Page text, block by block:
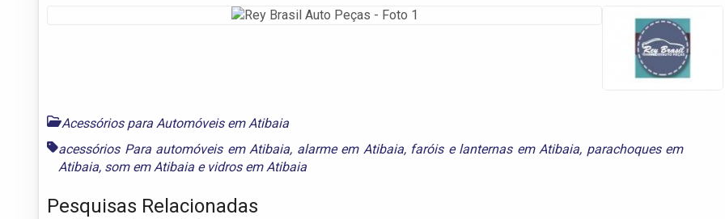
Acessórios para Automóveis em Atibaia
acessórios Para automóveis em Atibaia, alarme em Atibaia, faróis e lanternas em Atibaia, parachoques em
Atibaia, som em Atibaia e vidros em Atibaia
Pesquisas Relacionadas